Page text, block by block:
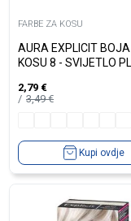
FARBE ZA KOSU
AURA EXPLICIT
KOSU 8 - SVIJETLO
2,79 €
3,49€
Kupi ovdje